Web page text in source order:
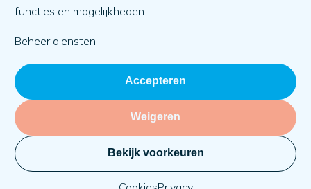
functies en mogelijkheden.
Beheer diensten
Accepteren
Weigeren
Bekijk voorkeuren
Team
Privacy